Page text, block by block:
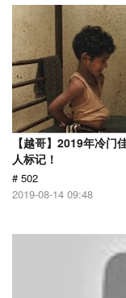
【越哥】2019年冷
人标记！
# 502
2019-08-14 09:48